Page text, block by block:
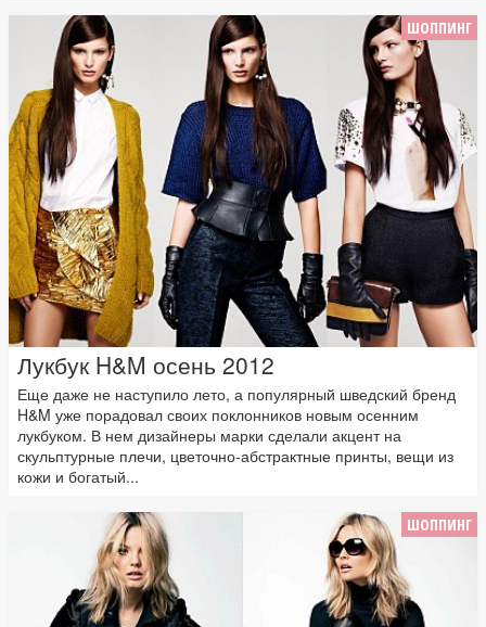
ШОППИНГ
Лукбук H&M осень 2012
Еще даже не наступило лето, а популярный шведский бренд
H&M уже порадовал своих поклонников новым осенним
лукбуком. В нем дизайнеры марки сделали акцент на
скульптурные плечи, цветочно-абстрактные принты, вещи из
кожи и богатый...
ШОППИНГ